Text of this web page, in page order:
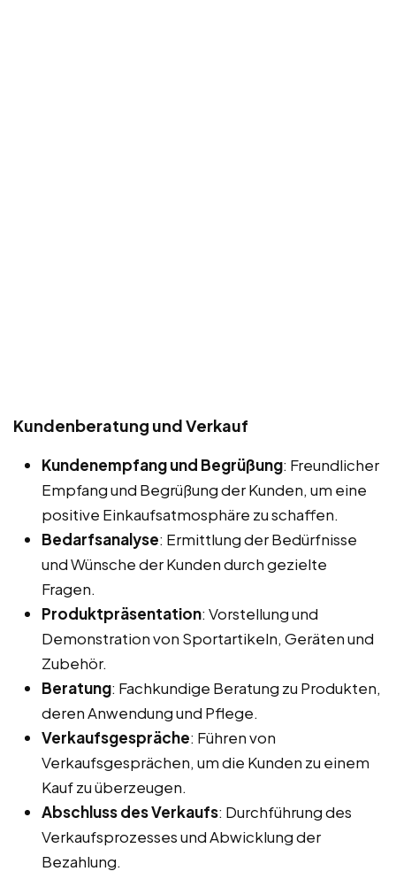
Kundenberatung und Verkauf
Kundenempfang und Begrüßung: Freundlicher
Empfang und Begrüßung der Kunden, um eine
positive Einkaufsatmosphäre zu schaffen.
Bedarfsanalyse: Ermittlung der Bedürfnisse
und Wünsche der Kunden durch gezielte
Fragen.
Produktpräsentation: Vorstellung und
Demonstration von Sportartikeln, Geräten und
Zubehör.
Beratung: Fachkundige Beratung zu Produkten,
deren Anwendung und Pflege.
Verkaufsgespräche: Führen von
Verkaufsgesprächen, um die Kunden zu einem
Kauf zu überzeugen.
Abschluss des Verkaufs: Durchführung des
Verkaufsprozesses und Abwicklung der
Bezahlung.